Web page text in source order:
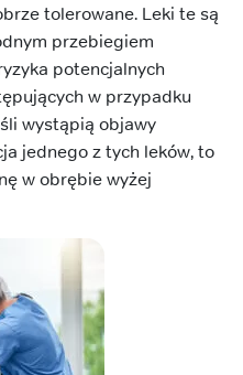
tolerowane. Leki te są
przebiegiem
potencjalnych
w przypadku
wystąpią objawy
jednego z tych leków, to
w obrębie wyżej